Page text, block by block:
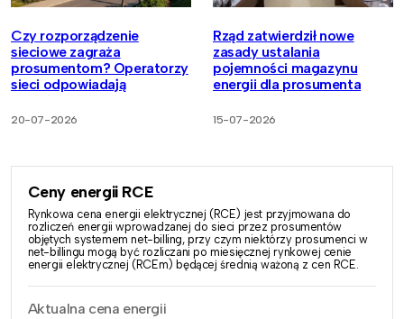
Czy rozporządzenie
sieciowe zagraża
prosumentom? Operatorzy
sieci odpowiadają
20-07-2026
Rząd zatwierdził nowe
zasady ustalania
pojemności magazynu
energii dla prosumenta
15-07-2026
Ceny energii RCE
Rynkowa cena energii elektrycznej (RCE) jest przyjmowana do
rozliczeń energii wprowadzanej do sieci przez prosumentów
objętych systemem net-billing, przy czym niektórzy prosumenci w
net-billingu mogą być rozliczani po miesięcznej rynkowej cenie
energii elektrycznej (RCEm) będącej średnią ważoną z cen RCE.
Aktualna cena energii